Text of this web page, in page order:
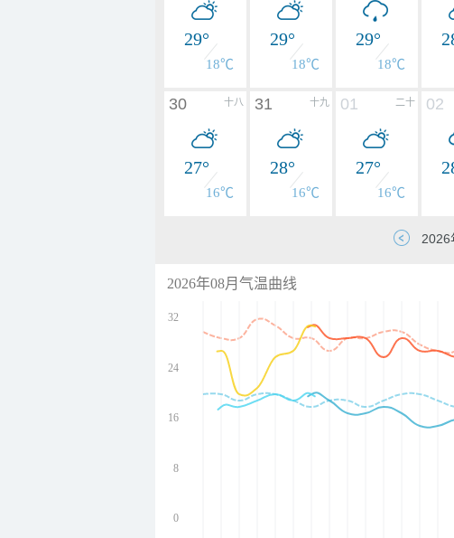
29°
18℃
29°
18℃
29°
18℃
十八
30
27°
16℃
十九
31
28°
16℃
二十
01
27°
16℃
02
2026年08月气温曲线
32
24
16
8
0